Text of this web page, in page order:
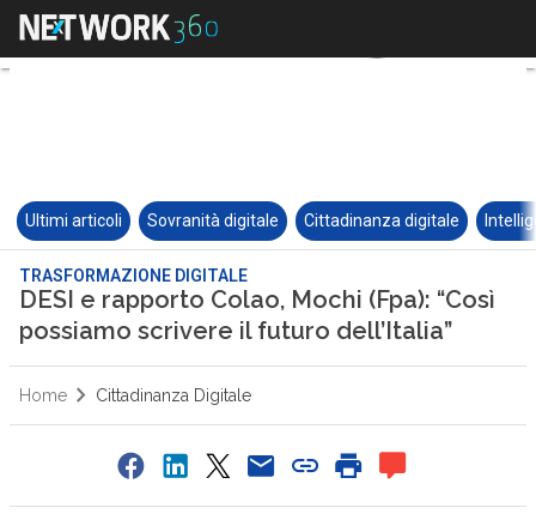
Ultimi articoli Sovranità digitale Cittadinanza digitale
TRASFORMAZIONE DIGITALE
DESI e rapporto Colao, Mochi (Fpa): “Così
possiamo scrivere il futuro dell’Italia”
Home Cittadinanza Digitale